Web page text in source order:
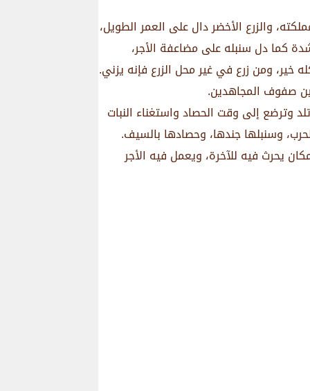
والزرع الأخضر دال على العمر الطويل،
كما دل سنبله على مضاعفة الأجر،
خير، ومن زرع في غير محل الزرع فإنه يزني.
صفوف المجاهدين.
وترضع إلى وقت الحصاد واستغناء النبات
وسنبلها جندها، وحصادها بالسيف.
يحرث فيه للآخرة، ويعمل فيه الأجر